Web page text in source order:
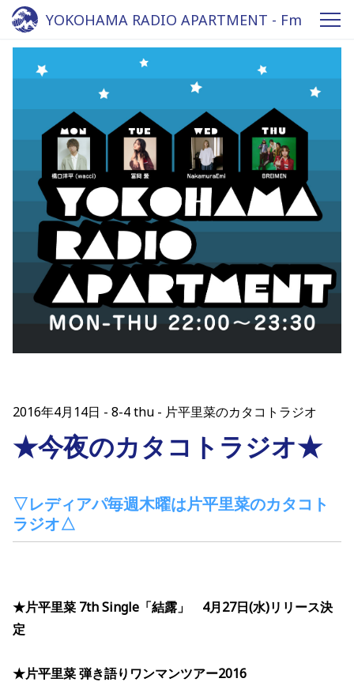
YOKOHAMA RADIO APARTMENT - Fm
yokohama 84.7
2016年4月14日 8-4 thu - 片平里菜のカタコトラジオ
★今夜のカタコトラジオ★
▽レディアパ毎週木曜は片平里菜のカタコト
ラジオ△
★片平里菜 7th Single「結露」 4月27日(水)リリース決
定
★片平里菜 弾き語りワンマンツアー2016